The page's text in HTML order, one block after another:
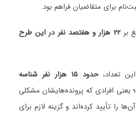
بر
۲۲ هزار و هفتصد نفر در این طرح
تعداد،
حدود ۱۵ هزار نفر شناسه
یعنی افرادی که پرونده‌هایشان مشکلی
را تأیید کرده‌اند و گزینه لازم برای